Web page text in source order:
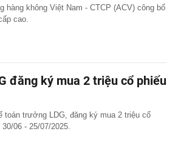
hàng không Việt Nam - CTCP (ACV) công bố
cao.
đăng ký mua 2 triệu cổ phiếu
toán trưởng LDG, đăng ký mua 2 triệu cổ
06 - 25/07/2025.